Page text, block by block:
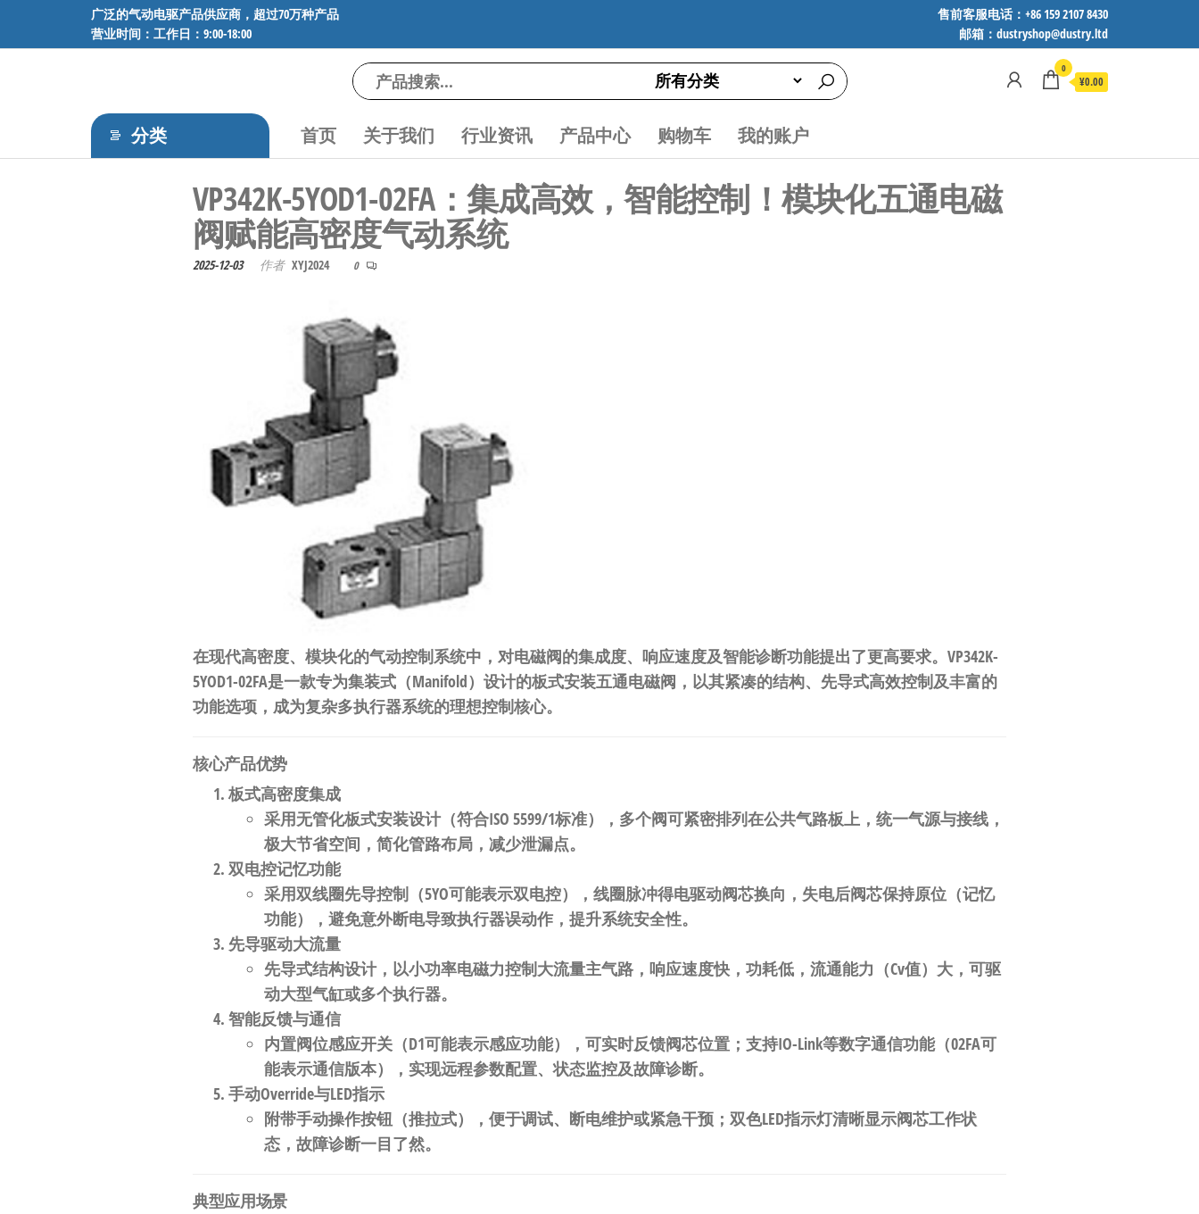
广泛的气动电驱产品供应商，超过70万种产品
营业时间：工作日：9:00-18:00
售前客服电话：+86 159 2107 8430
邮箱：dustryshop@dustry.ltd
动
电
SMC、
FESTO、
NORGREN、
0
¥0.00
分类 首页 关于我们 行业资讯 产品中心 购物车 我的账户
VP342K-5YOD1-02FA：集成高效，智能控制！模块化五通电磁
阀赋能高密度气动系统
2025-12-03 作者 XYJ2024 0
在现代高密度、模块化的气动控制系统中，对电磁阀的集成度、响应速度及智能诊断功能提出了更高要求。VP342K-
5YOD1-02FA是一款专为集装式（Manifold）设计的板式安装五通电磁阀，以其紧凑的结构、先导式高效控制及丰富的
功能选项，成为复杂多执行器系统的理想控制核心。
核心产品优势
板式高密度集成
采用无管化板式安装设计（符合ISO 5599/1标准），多个阀可紧密排列在公共气路板上，统一气源与接线，
极大节省空间，简化管路布局，减少泄漏点。
双电控记忆功能
采用双线圈先导控制（5YO可能表示双电控），线圈脉冲得电驱动阀芯换向，失电后阀芯保持原位（记忆
功能），避免意外断电导致执行器误动作，提升系统安全性。
先导驱动大流量
先导式结构设计，以小功率电磁力控制大流量主气路，响应速度快，功耗低，流通能力（Cv值）大，可驱
动大型气缸或多个执行器。
智能反馈与通信
内置阀位感应开关（D1可能表示感应功能），可实时反馈阀芯位置；支持IO-Link等数字通信功能（02FA可
能表示通信版本）
，实现远程参数配置、状态监控及故障诊断。
手动Override与LED指示
附带手动操作按钮（推拉式），便于调试、断电维护或紧急干预；双色LED指示灯清晰显示阀芯工作状
态，故障诊断一目了然。
典型应用场景